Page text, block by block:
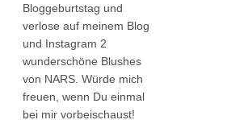
Bloggeburtstag und
verlose auf meinem Blog
und Instagram 2
wunderschöne Blushes
von NARS. Würde mich
freuen, wenn Du einmal
bei mir vorbeischaust!